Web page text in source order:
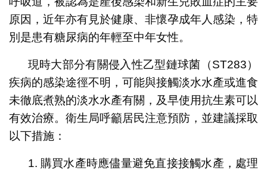
原因，近年亦有見於健康、非懷孕成年人感染，特
別是患有糖尿病的年輕至中年女性。
現時大部分有關侵入性乙型鏈球菌（ST283）
疾病的感染途徑不明，可能與接觸淡水水產或進食
未徹底煮熟的淡水水產有關，及早使用抗生素可以
有效治療。衛生局呼籲居民注意預防，並建議採取
以下措施：
1. 購買水產時應儘量避免直接接觸水產，處理